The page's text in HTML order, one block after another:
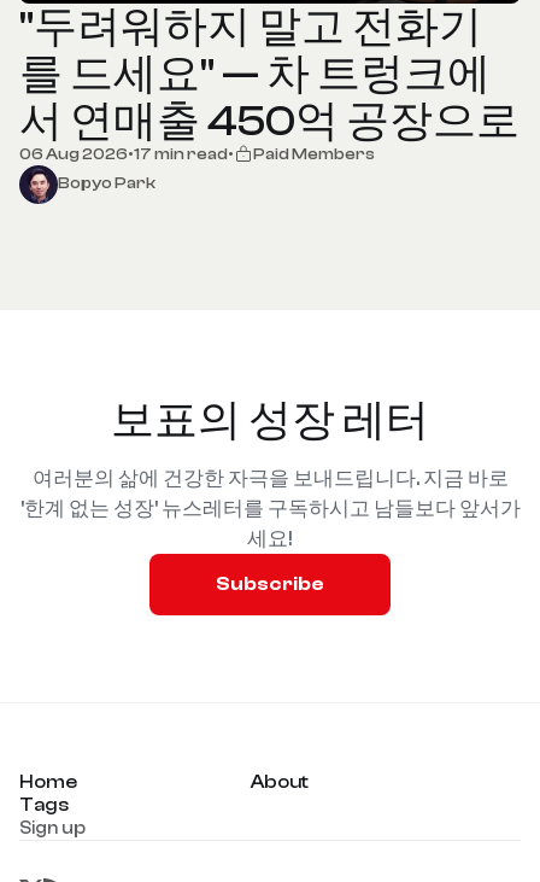
"두려워하지 말고 전화기
를 드세요" — 차 트렁크에
서 연매출 450억 공장으로
06 Aug 2026•17 min read•
Paid Members
Bopyo Park
보표의 성장 레터
여러분의 삶에 건강한 자극을 보내드립니다. 지금 바로
'한계 없는 성장' 뉴스레터를 구독하시고 남들보다 앞서가
세요!
Subscribe
Home
About
Tags
Sign up